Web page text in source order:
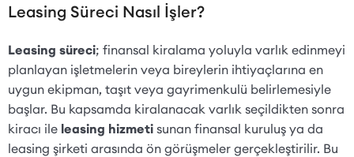
Leasing Süreci Nasıl İşler?
Leasing süreci; finansal kiralama yoluyla varlık edinmeyi
planlayan işletmelerin veya bireylerin ihtiyaçlarına en
uygun ekipman, taşıt veya gayrimenkulü belirlemesiyle
başlar. Bu kapsamda kiralanacak varlık seçildikten sonra
kiracı ile leasing hizmeti sunan finansal kuruluş ya da
leasing şirketi arasında ön görüşmeler gerçekleştirilir. Bu